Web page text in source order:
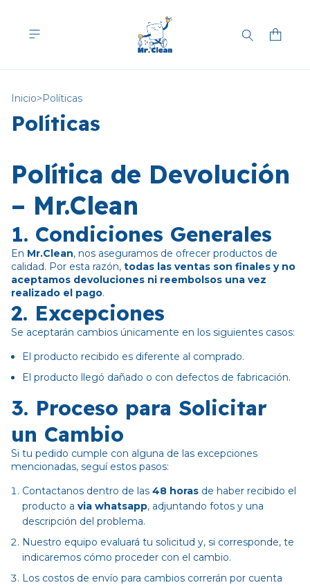
Inicio>Políticas
Políticas
Política de Devolución
– Mr.Clean
1. Condiciones Generales
En Mr.Clean, nos aseguramos de ofrecer productos de
calidad. Por esta razón, todas las ventas son finales y no
aceptamos devoluciones ni reembolsos una vez
realizado el pago.
2. Excepciones
Se aceptarán cambios únicamente en los siguientes casos:
El producto recibido es diferente al comprado.
El producto llegó dañado o con defectos de fabricación.
3. Proceso para Solicitar
un Cambio
Si tu pedido cumple con alguna de las excepciones
mencionadas, seguí estos pasos:
Contactanos dentro de las 48 horas de haber recibido el
producto a via whatsapp, adjuntando fotos y una
descripción del problema.
Nuestro equipo evaluará tu solicitud y, si corresponde, te
indicaremos cómo proceder con el cambio.
Los costos de envío para cambios correrán por cuenta